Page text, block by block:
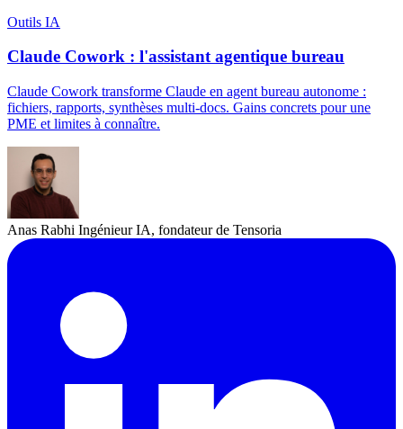
Outils IA
Claude Cowork : l'assistant agentique bureau
Claude Cowork transforme Claude en agent bureau autonome :
fichiers, rapports, synthèses multi-docs. Gains concrets pour une
PME et limites à connaître.
Anas Rabhi Ingénieur IA, fondateur de Tensoria